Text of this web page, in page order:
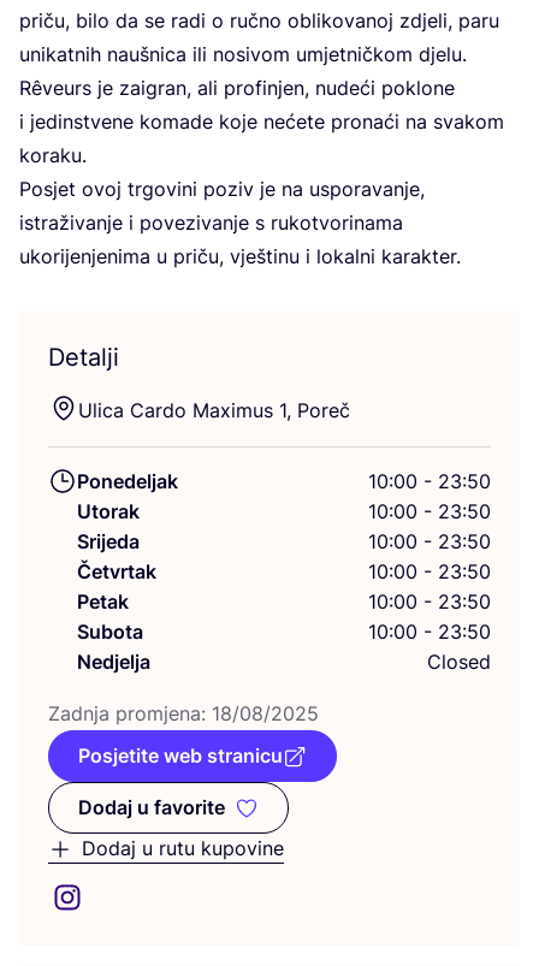
pri­ču, bilo da se radi o ruč­no obli­ko­va­noj zdje­li, paru
uni­kat­nih nauš­ni­ca ili nosi­vom umjet­nič­kom dje­lu.
Rêve­urs je zaigran, ali pro­fi­njen, nude­ći pok­lo­ne
i jedins­tve­ne koma­de koje neće­te pro­na­ći na sva­kom
kora­ku.
Posjet ovoj trgo­vi­ni poziv je na uspo­ra­va­nje,
istra­ži­va­nje i pove­zi­va­nje s ruko­tvo­ri­na­ma
uko­ri­je­nje­ni­ma u pri­ču, vje­šti­nu i lokal­ni karakter.
Detalji
Uli­ca Car­do Maxi­mus 1, Poreč
Ponedeljak
10:00 - 23:50
Utorak
10:00 - 23:50
Srijeda
10:00 - 23:50
Četvrtak
10:00 - 23:50
Petak
10:00 - 23:50
Subota
10:00 - 23:50
Nedjelja
Closed
Zad­nja pro­mje­na: 18/08/2025
Posjetite web stranicu
Dodaj u favorite
Dodaj u favorite
Dodaj u rutu kupovine